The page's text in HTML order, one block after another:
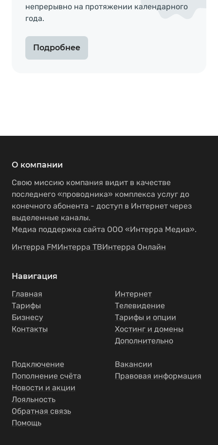
непрерывно на протяжении календарного
года.
Подробнее
О компании
Свою миссию компания видит в качестве
последнего «проводника» комплекса услуг до
конечного абонента - доступ в Интернет через
выделенные каналы.
Медиа поддержка сайта ООО «Интерра Медиа».
Интерра FMИнтерра ТВИнтерра Онлайн
Навигация
Главная
Тарифы
Бизнесу
Контакты
Интернет
Телевидение
Тарифы и опции
Хостинг и домены
Дополнительно
Подключение
Пополнение счёта
Новости и акции
Лояльность
Обратная связь
Помощь
Вакансии
Правовая информация